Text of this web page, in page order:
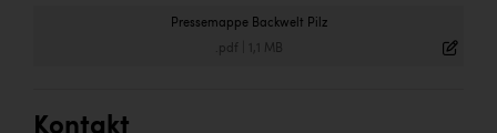
Pressemappe Backwelt Pilz
.pdf 1,1 MB
Kontakt